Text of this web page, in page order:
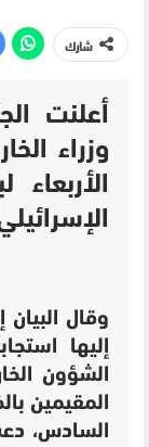
شارك
أعلنت
وزراء
وقال
إليها
الشؤون
المقيمين
السادس،